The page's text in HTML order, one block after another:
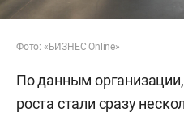
Фото: «БИЗНЕС Online»
По данным
роста стали сразу